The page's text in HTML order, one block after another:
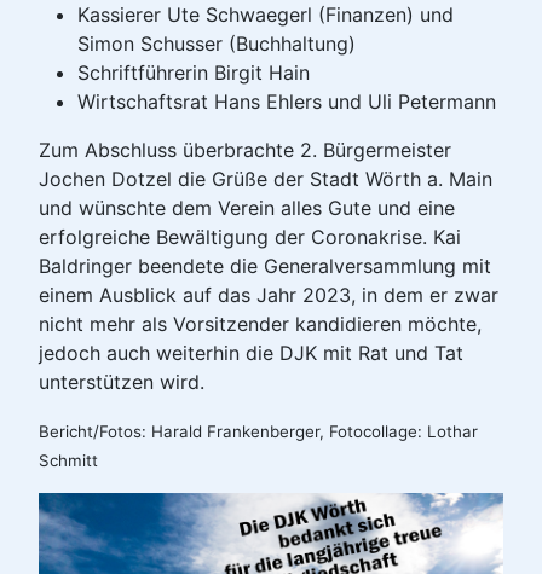
Kassierer Ute Schwaegerl (Finanzen) und
Simon Schusser (Buchhaltung)
Schriftführerin Birgit Hain
Wirtschaftsrat Hans Ehlers und Uli Petermann
Zum Abschluss überbrachte 2. Bürgermeister
Jochen Dotzel die Grüße der Stadt Wörth a. Main
und wünschte dem Verein alles Gute und eine
erfolgreiche Bewältigung der Coronakrise. Kai
Baldringer beendete die Generalversammlung mit
einem Ausblick auf das Jahr 2023, in dem er zwar
nicht mehr als Vorsitzender kandidieren möchte,
jedoch auch weiterhin die DJK mit Rat und Tat
unterstützen wird.
Bericht/Fotos: Harald Frankenberger, Fotocollage: Lothar
Schmitt